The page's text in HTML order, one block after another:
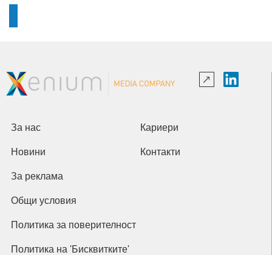
За нас Кариери
Новини Контакти
За реклама
Общи условия
Политика за поверителност
Политика на 'Бисквитките'